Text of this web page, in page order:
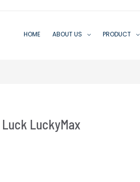
HOME ABOUT US PRODUCT
LuckyMax